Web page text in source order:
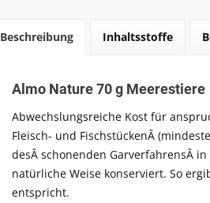
Beschreibung Inhaltsstoffe
Almo Nature 70 g Meerestiere
Abwechslungsreiche Kost für
Fleisch- und FischstückenÂ
desÂ schonenden GarverfahrensÂ
natürliche Weise konserviert. So
entspricht.